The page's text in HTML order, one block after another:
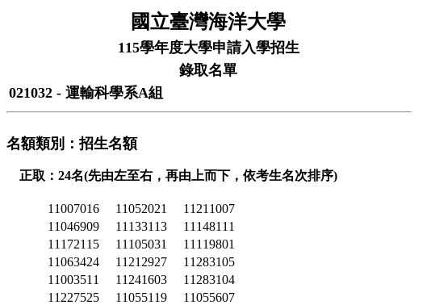
國立臺灣海洋大學
115學年度大學申請入學招生
錄取名單
021032 - 運輸科學系A組
名額類別：招生名額
正取：24名(先由左至右，再由上而下，依考生名次排序)
11007016 11052021
11211007
11046909
11133113
11148111
11172115
11105031
11119801
11063424
11212927
11283105
11003511
11241603
11283104
11227525
11055119
11055607